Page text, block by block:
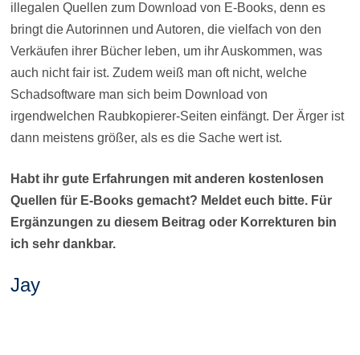
illegalen Quellen zum Download von E-Books, denn es
bringt die Autorinnen und Autoren, die vielfach von den
Verkäufen ihrer Bücher leben, um ihr Auskommen, was
auch nicht fair ist. Zudem weiß man oft nicht, welche
Schadsoftware man sich beim Download von
irgendwelchen Raubkopierer-Seiten einfängt. Der Ärger ist
dann meistens größer, als es die Sache wert ist.
Habt ihr gute Erfahrungen mit anderen kostenlosen
Quellen für E-Books gemacht? Meldet euch bitte. Für
Ergänzungen zu diesem Beitrag oder Korrekturen bin
ich sehr dankbar.
Jay